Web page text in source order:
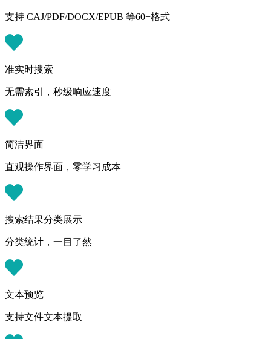
支持 CAJ/PDF/DOCX/EPUB 等60+格式
准实时搜索
无需索引，秒级响应速度
简洁界面
直观操作界面，零学习成本
搜索结果分类展示
分类统计，一目了然
文本预览
支持文件文本提取